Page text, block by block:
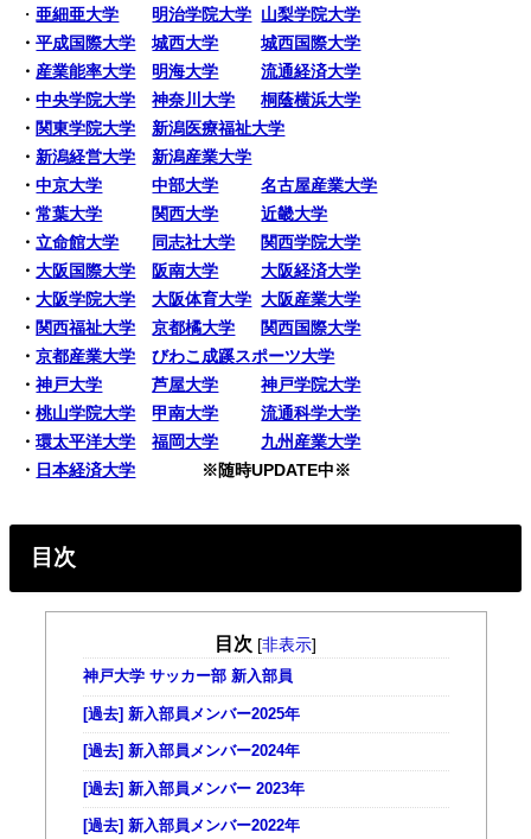
・ 亜細亜大学 明治学院大学 山梨学院大学
・平成国際大学 城西大学
城西国際大学
・ 産業能率大学 明海大学
流通経済大学
・中央学院大学 神奈川大学
桐蔭横浜大学
・ 関東学院大学
新潟医療福祉大学
・ 新潟経営大学
新潟産業大学
・中京大学 中部大学
名古屋産業大学
・常葉大学 関西大学
近畿大学
・立命館大学 同志社大学
関西学院大学
・大阪国際大学 阪南大学
大阪経済大学
・大阪学院大学 大阪体育大学 大阪産業大学
・ 関西福祉大学 京都橘大学
関西国際大学
・京都産業大学
びわこ成蹊スポーツ大学
・神戸大学 芦屋大学
神戸学院大学
・桃山学院大学 甲南大学
流通科学大学
・環太平洋大学 福岡大学
九州産業大学
・ 日本経済大学 ※随時UPDATE中※
目次
目次 [非表示]
神戸大学 サッカー部 新入部員
[過去] 新入部員メンバー2025年
[過去] 新入部員メンバー2024年
[過去] 新入部員メンバー 2023年
[過去] 新入部員メンバー2022年